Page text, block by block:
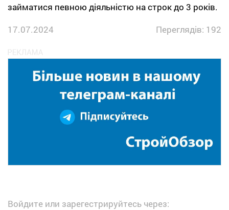
займатися певною діяльністю на строк до 3 років.
17.07.2024
Переглядів: 192
Войдите или зарегестрируйтесь через: